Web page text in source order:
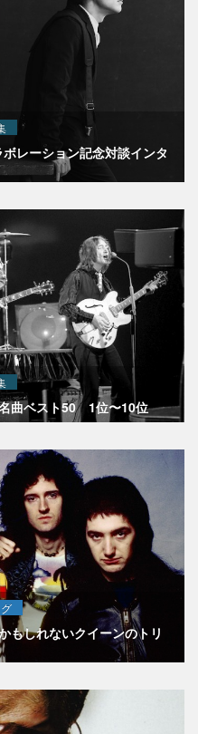
レーション記念対談インタ
曲ベスト50 1位〜10位
もしれないクイーンのトリ